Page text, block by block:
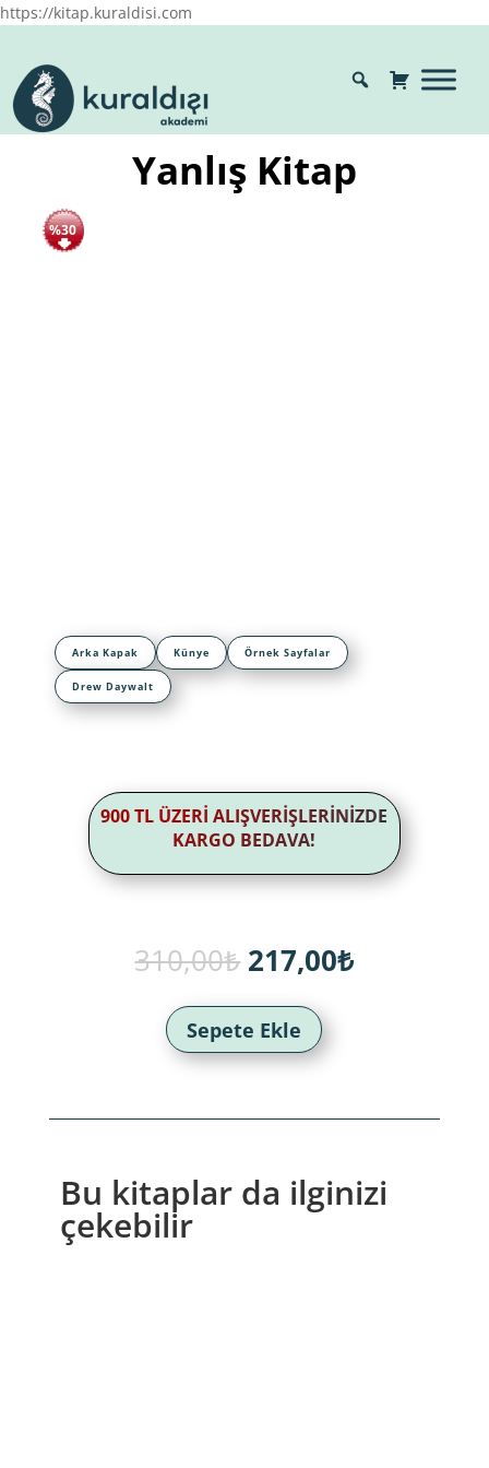
https://kitap.kuraldisi.com
Yanlış Kitap
%30
Arka Kapak Künye Örnek Sayfalar
Drew Daywalt
900 TL ÜZERİ ALIŞVERİŞLERİNİZDE
KARGO BEDAVA!
310,00₺ Orijinal
fiyat:
310,00₺.
217,00₺Şu
Sepete Ekle
Bu kitaplar da ilginizi
çekebilir